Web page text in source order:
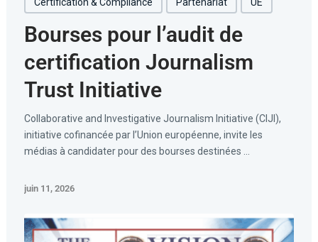
Bourses pour l’audit de
certification Journalism
Trust Initiative
Collaborative and Investigative Journalism Initiative (CIJI),
initiative cofinancée par l’Union européenne, invite les
médias à candidater pour des bourses destinées ...
juin 11, 2026